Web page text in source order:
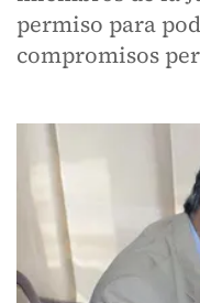
permiso para
compromisos